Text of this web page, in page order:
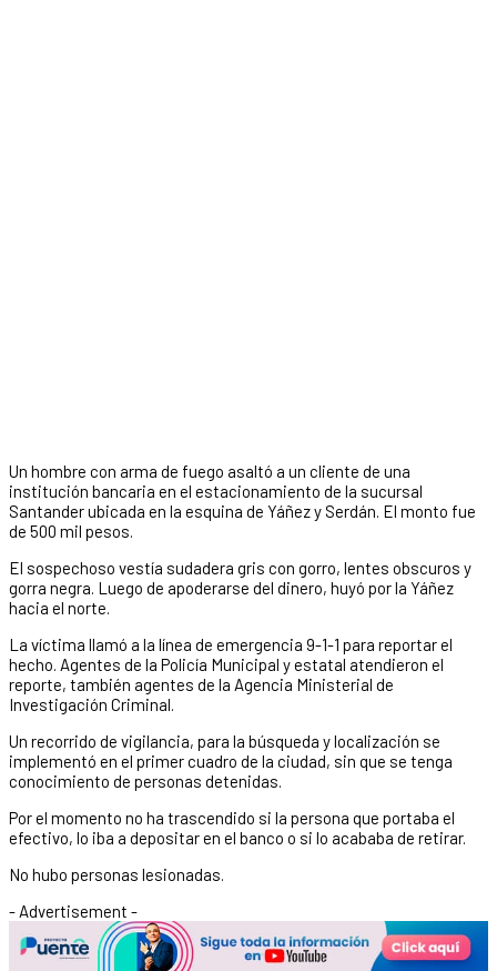
Un hombre con arma de fuego asaltó a un cliente de una
institución bancaria en el estacionamiento de la sucursal
Santander ubicada en la esquina de Yáñez y Serdán. El monto fue
de 500 mil pesos.
El sospechoso vestía sudadera gris con gorro, lentes obscuros y
gorra negra. Luego de apoderarse del dinero, huyó por la Yáñez
hacia el norte.
La víctima llamó a la línea de emergencia 9-1-1 para reportar el
hecho. Agentes de la Policía Municipal y estatal atendieron el
reporte, también agentes de la Agencia Ministerial de
Investigación Criminal.
Un recorrido de vigilancia, para la búsqueda y localización se
implementó en el primer cuadro de la ciudad, sin que se tenga
conocimiento de personas detenidas.
Por el momento no ha trascendido si la persona que portaba el
efectivo, lo iba a depositar en el banco o si lo acababa de retirar.
No hubo personas lesionadas.
- Advertisement -